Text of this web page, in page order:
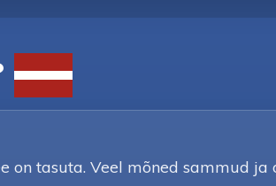
on tasuta. Veel mõned sammud ja